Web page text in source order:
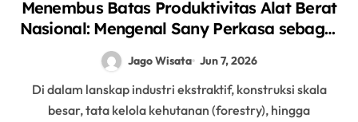
Menembus Batas Produktivitas Alat Berat
Nasional: Mengenal Sany Perkasa sebagai
Pelopor Solusi Ekskavator Tangguh
melalui Unit Unggulan SY215C
Jago Wisata Jun 7, 2026
Di dalam lanskap industri ekstraktif, konstruksi skala
besar, tata kelola kehutanan (forestry), hingga